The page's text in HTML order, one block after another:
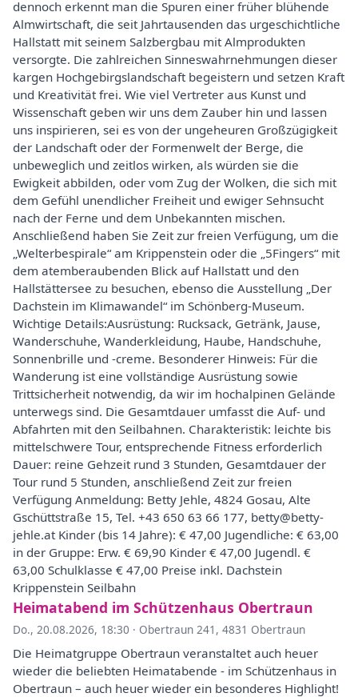
dennoch erkennt man die Spuren einer früher blühende
Almwirtschaft, die seit Jahrtausenden das urgeschichtliche
Hallstatt mit seinem Salzbergbau mit Almprodukten
versorgte. Die zahlreichen Sinneswahrnehmungen dieser
kargen Hochgebirgslandschaft begeistern und setzen Kraft
und Kreativität frei. Wie viel Vertreter aus Kunst und
Wissenschaft geben wir uns dem Zauber hin und lassen
uns inspirieren, sei es von der ungeheuren Großzügigkeit
der Landschaft oder der Formenwelt der Berge, die
unbeweglich und zeitlos wirken, als würden sie die
Ewigkeit abbilden, oder vom Zug der Wolken, die sich mit
dem Gefühl unendlicher Freiheit und ewiger Sehnsucht
nach der Ferne und dem Unbekannten mischen.
Anschließend haben Sie Zeit zur freien Verfügung, um die
„Welterbespirale“ am Krippenstein oder die „5Fingers“ mit
dem atemberaubenden Blick auf Hallstatt und den
Hallstättersee zu besuchen, ebenso die Ausstellung „Der
Dachstein im Klimawandel“ im Schönberg-Museum.
Wichtige Details:Ausrüstung: Rucksack, Getränk, Jause,
Wanderschuhe, Wanderkleidung, Haube, Handschuhe,
Sonnenbrille und -creme. Besonderer Hinweis: Für die
Wanderung ist eine vollständige Ausrüstung sowie
Trittsicherheit notwendig, da wir im hochalpinen Gelände
unterwegs sind. Die Gesamtdauer umfasst die Auf- und
Abfahrten mit den Seilbahnen. Charakteristik: leichte bis
mittelschwere Tour, entsprechende Fitness erforderlich
Dauer: reine Gehzeit rund 3 Stunden, Gesamtdauer der
Tour rund 5 Stunden, anschließend Zeit zur freien
Verfügung Anmeldung: Betty Jehle, 4824 Gosau, Alte
Gschüttstraße 15, Tel. +43 650 63 66 177, betty@betty-
jehle.at Kinder (bis 14 Jahre): € 47,00 Jugendliche: € 63,00
in der Gruppe: Erw. € 69,90 Kinder € 47,00 Jugendl. €
63,00 Schulklasse € 47,00 Preise inkl. Dachstein
Krippenstein Seilbahn
Heimatabend im Schützenhaus Obertraun
Do., 20.08.2026, 18:30 · Obertraun 241, 4831 Obertraun
Die Heimatgruppe Obertraun veranstaltet auch heuer
wieder die beliebten Heimatabende - im Schützenhaus in
Obertraun – auch heuer wieder ein besonderes Highlight!